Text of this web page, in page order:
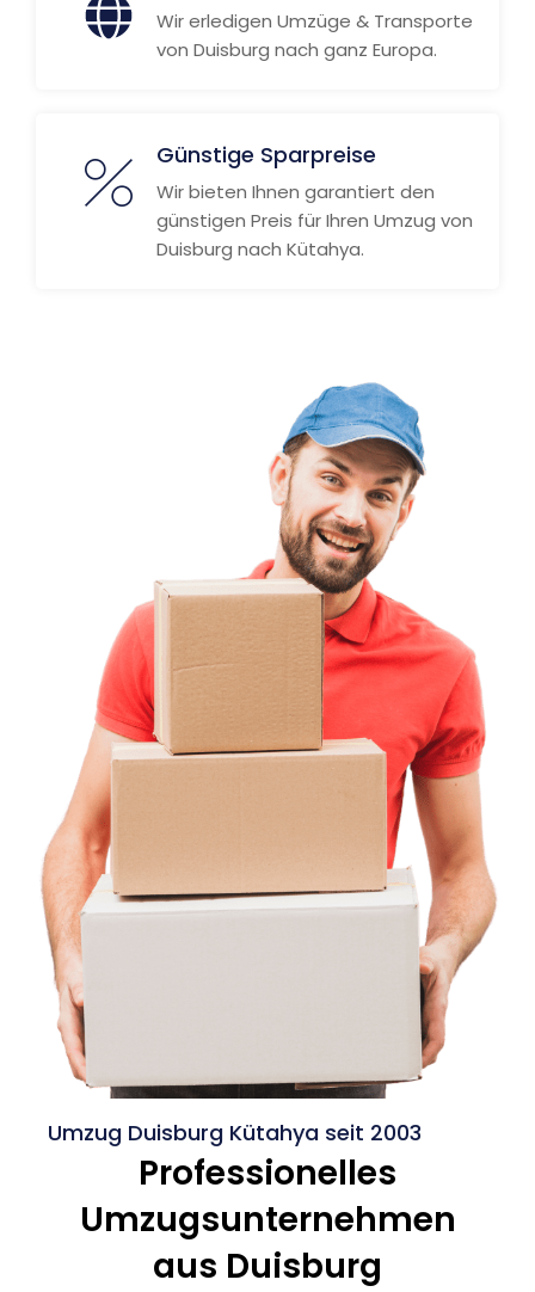
Wir erledigen Umzüge & Transporte
von Duisburg nach ganz Europa.
Günstige Sparpreise
Wir bieten Ihnen garantiert den
günstigen Preis für Ihren Umzug von
Duisburg nach Kütahya.
Umzug Duisburg Kütahya seit 2003
Professionelles
Umzugsunternehmen
aus Duisburg